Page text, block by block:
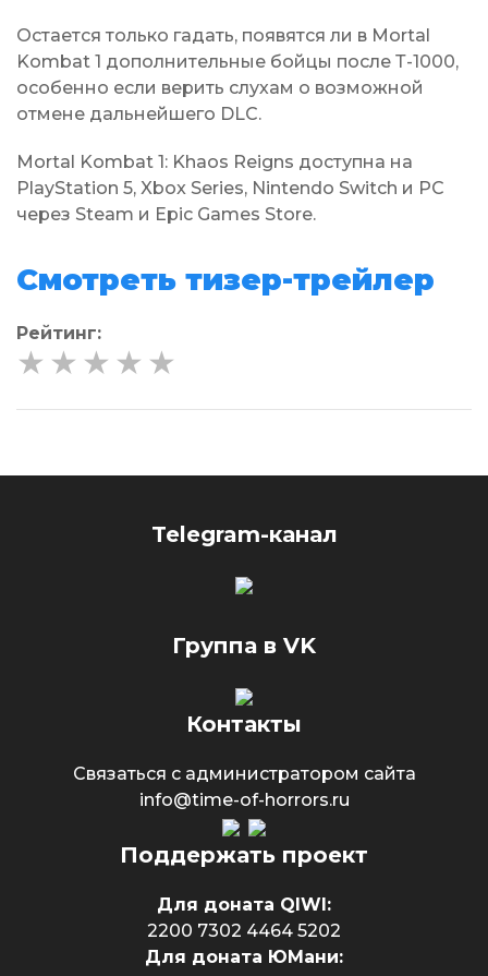
Остается только гадать, появятся ли в Mortal
Kombat 1 дополнительные бойцы после Т-1000,
особенно если верить слухам о возможной
отмене дальнейшего DLC.
Mortal Kombat 1: Khaos Reigns доступна на
PlayStation 5, Xbox Series, Nintendo Switch и PC
через Steam и Epic Games Store.
Смотреть тизер-трейлер
Рейтинг:
★
★
★
★
★
Telegram-канал
Группа в VK
Контакты
Связаться с администратором сайта
info@time-of-horrors.ru
Поддержать проект
Для доната QIWI:
2200 7302 4464 5202
Для доната ЮМани: